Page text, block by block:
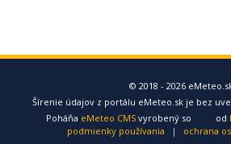
© 2018 - 2026
Šírenie údajov z portálu eMeteo.sk je bez
Poháňa eMeteo CMS vyrobený so od
podmienky používania
| ochrana